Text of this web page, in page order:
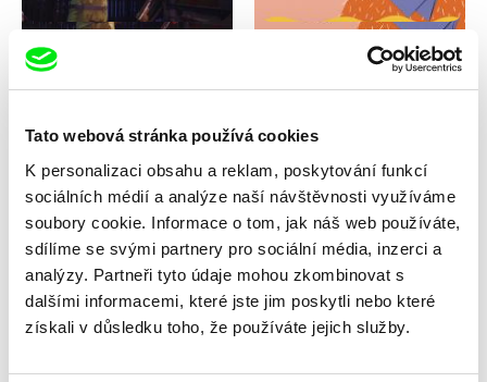
Tato webová stránka používá cookies
K personalizaci obsahu a reklam, poskytování funkcí
sociálních médií a analýze naší návštěvnosti využíváme
soubory cookie. Informace o tom, jak náš web používáte,
sdílíme se svými partnery pro sociální média, inzerci a
analýzy. Partneři tyto údaje mohou zkombinovat s
dalšími informacemi, které jste jim poskytli nebo které
získali v důsledku toho, že používáte jejich služby.
Kryštof Zvolánek
Laila Pakalniņa